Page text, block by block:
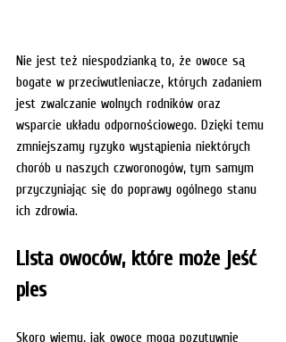
Nie jest też niespodzianką to, że owoce są
bogate w przeciwutleniacze, których zadaniem
jest zwalczanie wolnych rodników oraz
wsparcie układu odpornościowego. Dzięki temu
zmniejszamy ryzyko wystąpienia niektórych
chorób u naszych czworonogów, tym samym
przyczyniając się do poprawy ogólnego stanu
ich zdrowia.
Lista owoców, które może jeść
pies
Skoro wiemy, jak owoce mogą pozytywnie